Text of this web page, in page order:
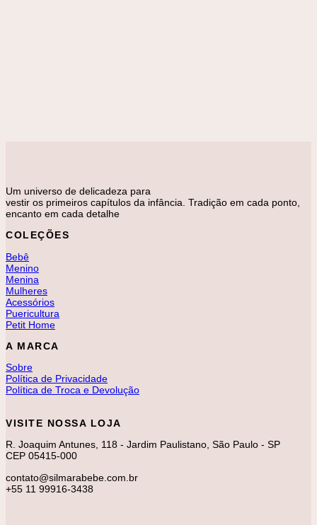
Um universo de delicadeza para
vestir os primeiros capítulos da infância. Tradição em cada ponto,
encanto em cada detalhe
COLEÇÕES
Bebê
Menino
Menina
Mulheres
Acessórios
Puericultura
Petit Home
A MARCA
Sobre
Política de Privacidade
Política de Troca e Devolução
VISITE NOSSA LOJA
R. Joaquim Antunes, 118 - Jardim Paulistano, São Paulo - SP
CEP 05415-000
contato@silmarabebe.com.br
+55 11 99916-3438